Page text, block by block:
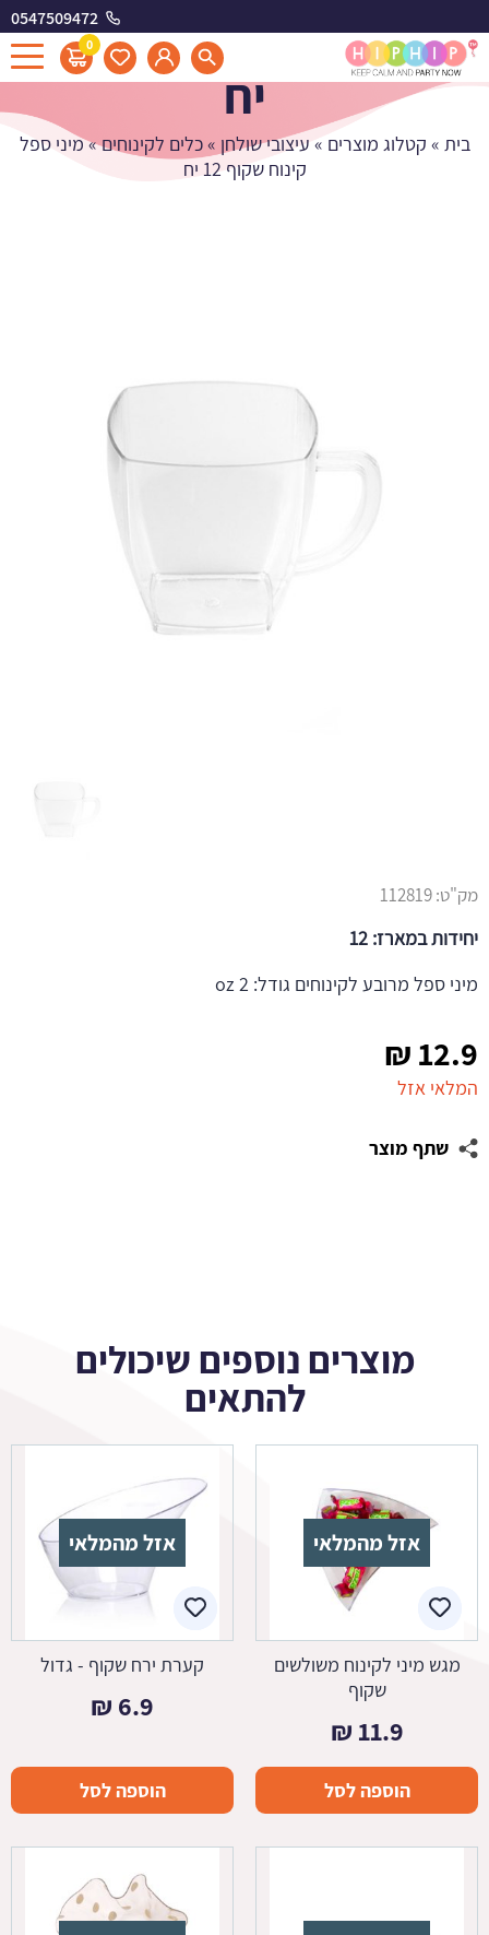
0547509472
0 מיני ספל קינוח שקוף 12
יח
בית » קטלוג מוצרים » עיצובי שולחן »כלים לקינוחים»מיני ספל
קינוח שקוף 12 יח
12.9
₪
המלאי אזל
שתף מוצר
מק"ט:112819
יחידות במארז: 12
מיני ספל מרובע לקינוחים גודל: 2 oz
מוצרים נוספים שיכולים
להתאים
אזל מהמלאי
מגש מיני לקינוח משולשים
שקוף
11.9
₪
הוספה לסל
אזל מהמלאי
קערת ירח שקוף - גדול
6.9
₪
הוספה לסל